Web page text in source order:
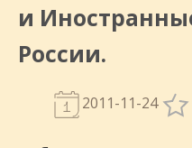
и
России.
2011-11-24